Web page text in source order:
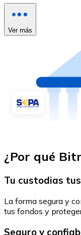
Ver más
¿Por qué
Tu custodias
La forma segura y
tus fondos y
Seguro y